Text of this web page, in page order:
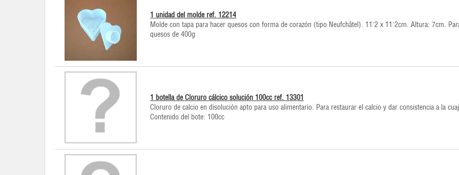
1 unidad del molde ref. 12214
Molde con tapa para hacer quesos con forma de corazón (tipo Neufchâtel). 11'2 x 11'2cm. Altura: 7cm.
quesos de 400g
1 botella de Cloruro cálcico solución 100cc ref. 13301
Cloruro de calcio en disolución apto para uso alimentario. Para restaurar el calcio y dar consistencia a la
Contenido del bote: 100cc